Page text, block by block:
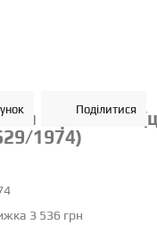
Поділитися
з фіанітом
1974)
3 536 грн